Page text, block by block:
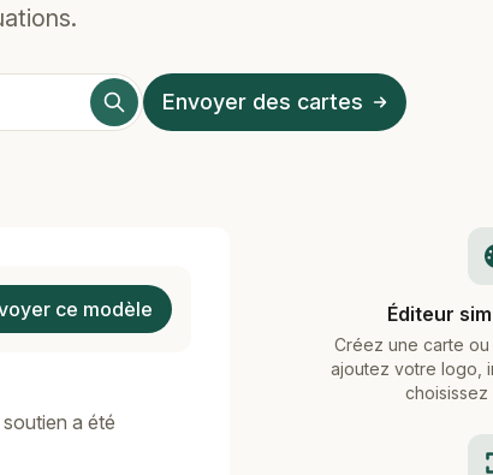
Envoyer des cartes
ce modèle
a été
Éditeur
Créez une carte
ajoutez votre logo,
choisissez